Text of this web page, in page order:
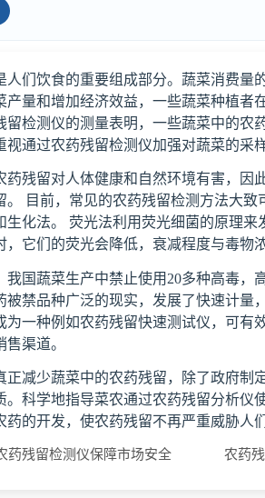
饮食的重要组成部分。蔬菜消费量
产量和增加经济效益，一些蔬菜种植者
留检测仪的测量表明，一些蔬菜中的农
视通过农药残留检测仪加强对蔬菜的采
留对人体健康和自然环境有害，因
。 目前，常见的农药残留检测方法大
生化法。 荧光法利用荧光细菌的原理
，它们的荧光会降低，衰减程度与毒物
蔬菜生产中禁止使用20多种高毒，
被禁品种广泛的现实，发展了快速计量
为一种例如农药残留快速测试仪，可有
渠道。
少蔬菜中的农药残留，除了政府制
。科学地指导菜农通过农药残留分析仪
的开发，使农药残留不再严重威胁人
药残留检测仪保障市场安全 农药